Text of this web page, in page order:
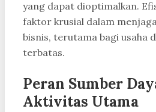
yang dapat dioptimalkan.
faktor krusial dalam
bisnis, terutama bagi usaha
terbatas.
Peran Sumber
Aktivitas Utama